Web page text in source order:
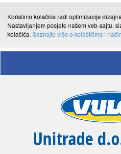
Koristimo kolačiće radi optimizacije
Nastavljanjem posjete našem veb-sajtu,
kolačića. Saznajte više o kolačićima i
Unitrade